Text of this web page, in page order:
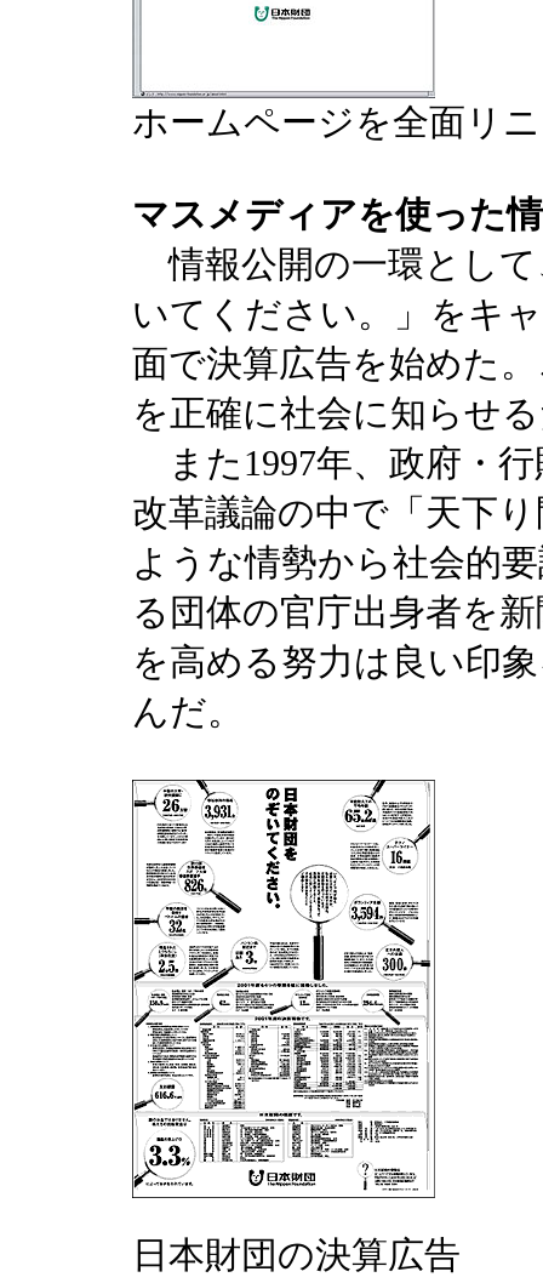
ホームページを全面リ
マスメディアを使った
情報公開の一環として
いてください。」をキ
面で決算広告を始めた
を正確に社会に知らせ
また1997年、政府・
改革議論の中で「天下
ような情勢から社会的
る団体の官庁出身者を
を高める努力は良い印
んだ。
日本財団の決算広告